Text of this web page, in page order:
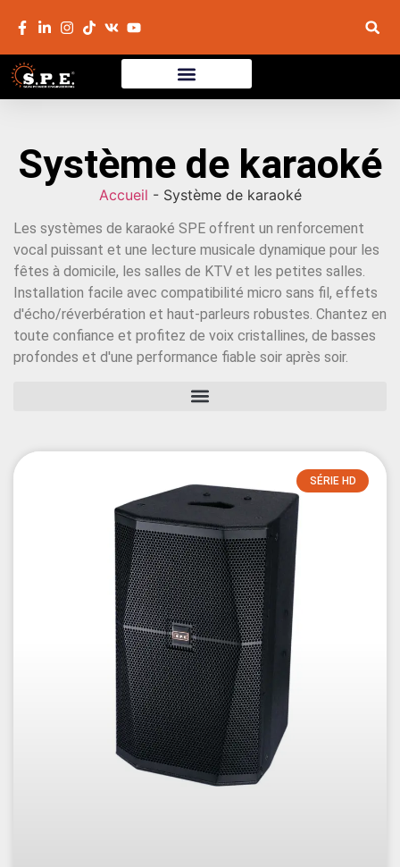
Système de karaoké
Accueil - Système de karaoké
Les systèmes de karaoké SPE offrent un renforcement
vocal puissant et une lecture musicale dynamique pour les
fêtes à domicile, les salles de KTV et les petites salles.
Installation facile avec compatibilité micro sans fil, effets
d'écho/réverbération et haut-parleurs robustes. Chantez en
toute confiance et profitez de voix cristallines, de basses
profondes et d'une performance fiable soir après soir.
SÉRIE HD